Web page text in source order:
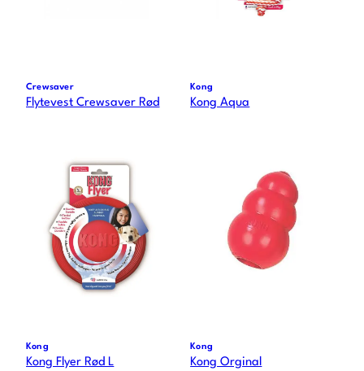
Crewsaver
Flytevest Crewsaver Rød
Kong
Kong Aqua
Kong
Kong Flyer Rød L
Kong
Kong Orginal